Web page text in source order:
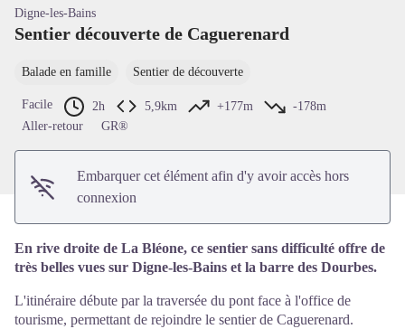
Voir l'image en plein écran
Digne-les-Bains
Sentier découverte de Caguerenard
Balade en famille Sentier de découverte
Facile 2h 5,9km +177m
-178m
Aller-retour
GR®
Embarquer cet élément afin d'y avoir accès hors
connexion
En rive droite de La Bléone, ce sentier sans difficulté offre de
très belles vues sur Digne-les-Bains et la barre des Dourbes.
L'itinéraire débute par la traversée du pont face à l'office de
tourisme, permettant de rejoindre le sentier de Caguerenard.